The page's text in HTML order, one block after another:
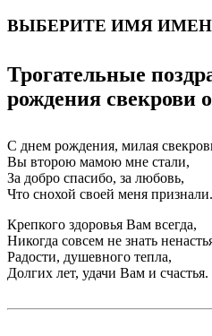
ВЫБЕРИТЕ ИМЯ
Трогательные
рождения свекрови
С днем рождения, милая
Вы второю мамою мне стали,
За добро спасибо, за любовь,
Что снохой своей меня признали.
Крепкого здоровья Вам всегда,
Никогда совсем не знать
Радости, душевного тепла,
Долгих лет, удачи Вам и счастья.